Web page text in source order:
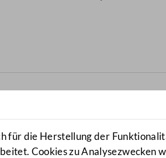
für die Herstellung der
Cookies zu Analysezwecken